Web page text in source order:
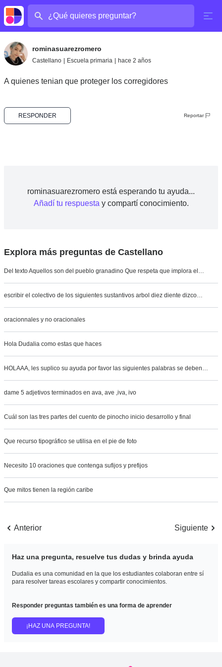
rominasuarezromero
Castellano Escuela primaria hace 2 años
A quienes tenian que proteger los corregidores
RESPONDER Reportar
rominasuarezromero está esperando tu ayuda...
Añadí tu respuesta y compartí conocimiento.
Explora más preguntas de Castellano
Del texto Aquellos son del pueblo granadino Que respeta que implora el…
escribir el colectivo de los siguientes sustantivos arbol diez diente dizco…
oracionnales y no oracionales
Hola Dudalia como estas que haces
HOLAAA, les suplico su ayuda por favor las siguientes palabras se deben…
dame 5 adjetivos terminados en ava, ave ,iva, ivo
Cuál son las tres partes del cuento de pinocho inicio desarrollo y final
Que recurso tipográfico se utilisa en el pie de foto
Necesito 10 oraciones que contenga sufijos y prefijos
Que mitos tienen la región caribe
Anterior Siguiente
Haz una pregunta, resuelve tus dudas y brinda ayuda
Dudalia es una comunidad en la que los estudiantes colaboran entre sí
para resolver tareas escolares y compartir conocimientos.
Responder preguntas también es una forma de aprender
¡HAZ UNA PREGUNTA!